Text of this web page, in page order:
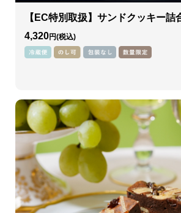
【EC特別取扱】サンドクッキー詰
4,320円